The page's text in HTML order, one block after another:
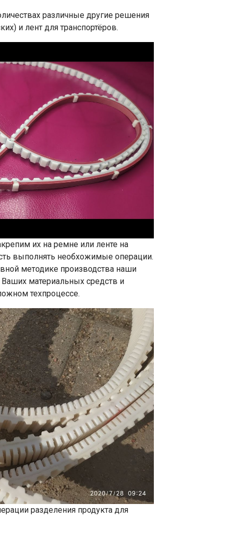
различные другие решения
и лент для транспортёров.
их на ремне или ленте на
выполнять необхожимые операции.
методике производства наши
материальных средств и
техпроцессе.
разделения продукта для